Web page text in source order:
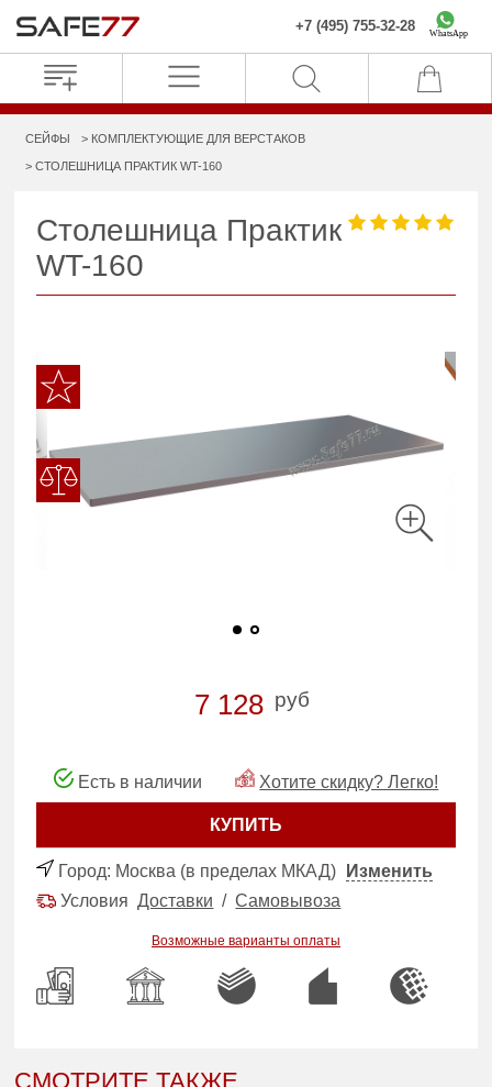
+7 (495) 755-32-28 WhatsApp
СЕЙФЫ КОМПЛЕКТУЮЩИЕ ДЛЯ ВЕРСТАКОВ
СТОЛЕШНИЦА ПРАКТИК WT-160
Столешница Практик
WT-160
7 128 руб
Есть в наличии Хотите скидку? Легко!
КУПИТЬ
Город: Москва (в пределах МКАД)
Изменить
УсловияДоставки /Самовывоза
Возможные варианты оплаты
СМОТРИТЕ ТАКЖЕ